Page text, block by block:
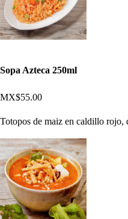
Sopa Azteca 250ml
MX$55.00
Totopos de maiz en caldillo rojo,